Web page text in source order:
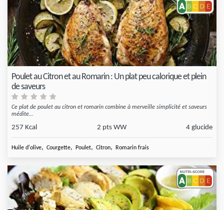
Poulet au Citron et au Romarin : Un plat peu calorique et plein
de saveurs
Ce plat de poulet au citron et romarin combine à merveille simplicité et saveurs
médite...
257 Kcal 2 pts WW 4 glucide
Huile d'olive, Courgette, Poulet, Citron, Romarin frais